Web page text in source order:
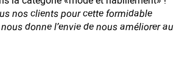
nos clients pour cette formidable
donne l’envie de nous améliorer au